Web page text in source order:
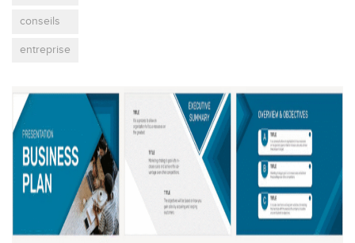
conseils
entreprise